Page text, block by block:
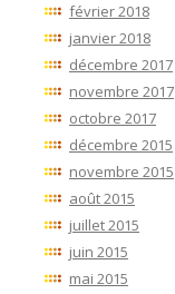
février 2018
janvier 2018
décembre 2017
novembre 2017
octobre 2017
décembre 2015
novembre 2015
août 2015
juillet 2015
juin 2015
mai 2015